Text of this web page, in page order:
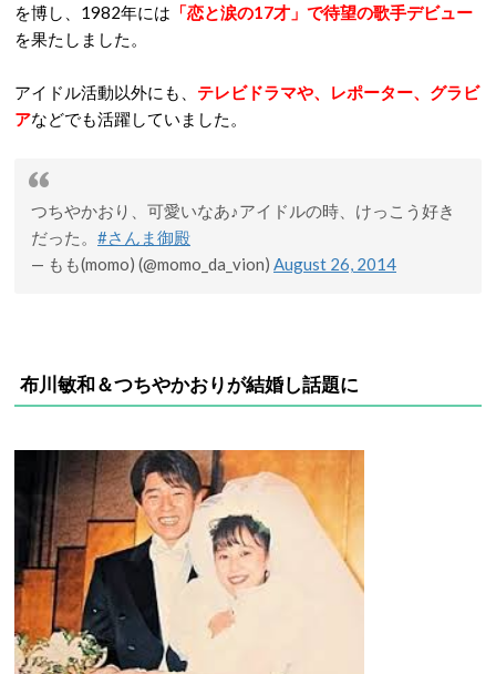
を博し、1982年には 「恋と涙の17才」で待望の歌手デビュー
を果たしました。
アイドル活動以外にも、 テレビドラマや、レポーター、グラビ
アなどでも活躍していました。
つちやかおり、可愛いなあ♪アイドルの時、けっこう好き
だった。 #さんま御殿
— もも(momo) (@momo_da_vion) August 26, 2014
布川敏和＆つちやかおりが結婚し話題に